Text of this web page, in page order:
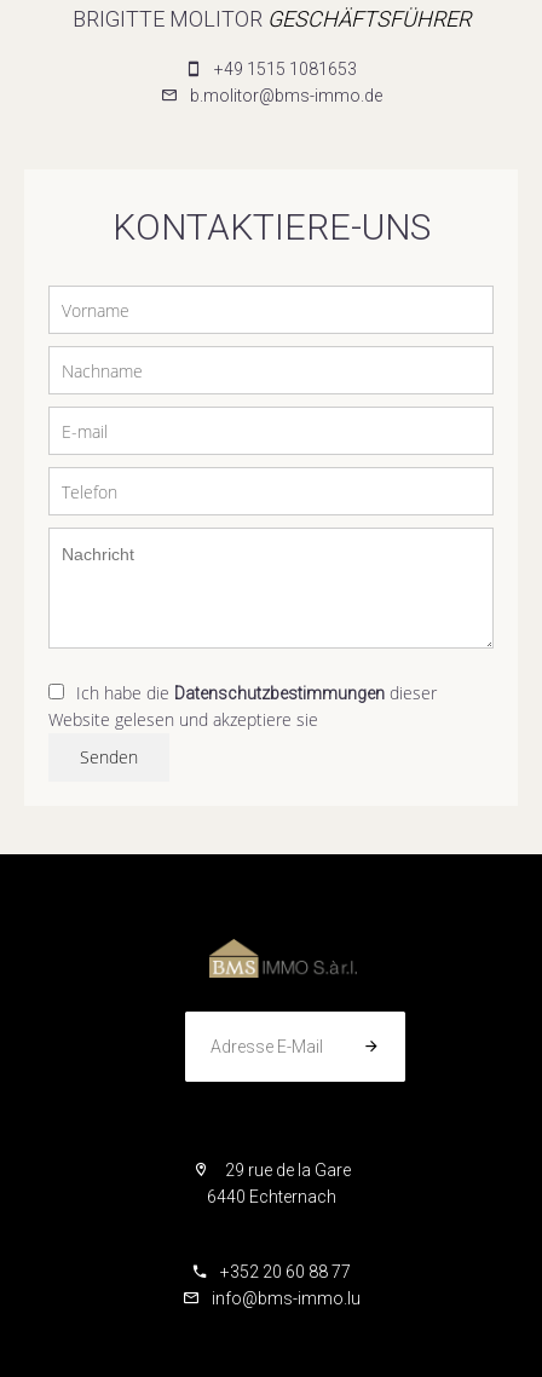
BRIGITTE MOLITOR GESCHÄFTSFÜHRER
+49 1515 1081653
b.molitor@bms-immo.de
KONTAKTIERE-UNS
Ich habe die Datenschutzbestimmungen dieser
Website gelesen und akzeptiere sie
Senden
Adresse E-Mail
29 rue de la Gare
6440 Echternach
+352 20 60 88 77
info@bms-immo.lu